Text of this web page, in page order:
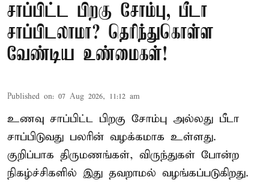
சாப்பிட்ட பிறகு சோம்பு, பீடா
சாப்பிடலாமா? தெரிந்துகொள்ள
வேண்டிய உண்மைகள்!
Published on: 07 Aug 2026, 11:12 am
உணவு சாப்பிட்ட பிறகு சோம்பு அல்லது பீடா
சாப்பிடுவது பலரின் வழக்கமாக உள்ளது.
குறிப்பாக திருமணங்கள், விருந்துகள் போன்ற
நிகழ்ச்சிகளில் இது தவறாமல் வழங்கப்படுகிறது.